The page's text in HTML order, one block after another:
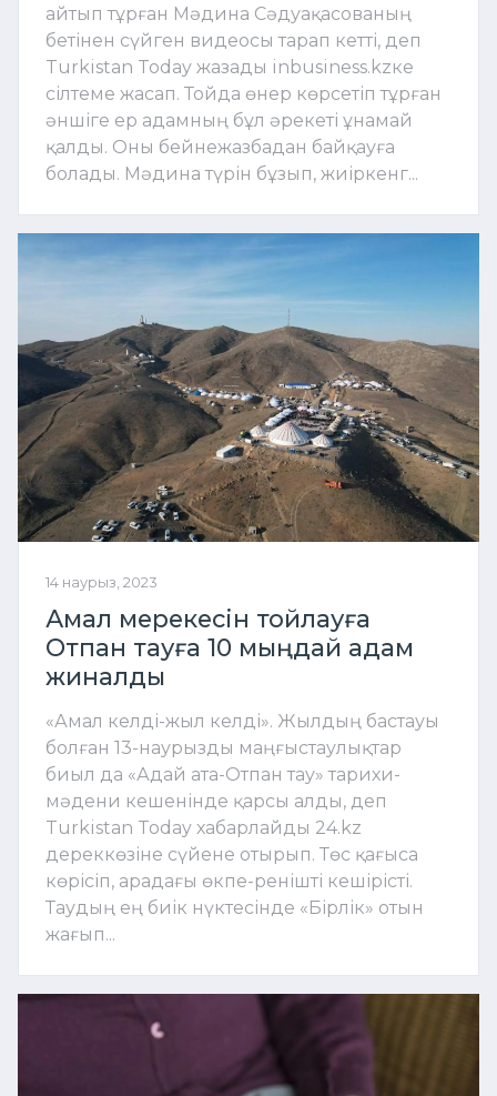
айтып тұрған Мәдина Сәдуақасованың
бетінен сүйген видеосы тарап кетті, деп
Turkistan Today жазады inbusiness.kzке
сілтеме жасап. Тойда өнер көрсетіп тұрған
әншіге ер адамның бұл әрекеті ұнамай
қалды. Оны бейнежазбадан байқауға
болады. Мәдина түрін бұзып, жиіркенг...
14 наурыз, 2023
Амал мерекесін тойлауға
Отпан тауға 10 мыңдай адам
жиналды
«Амал келді-жыл келді». Жылдың бастауы
болған 13-наурызды маңғыстаулықтар
биыл да «Адай ата-Отпан тау» тарихи-
мәдени кешенінде қарсы алды, деп
Turkistan Today хабарлайды 24.kz
дереккөзіне сүйене отырып. Төс қағыса
көрісіп, арадағы өкпе-ренішті кешірісті.
Таудың ең биік нүктесінде «Бірлік» отын
жағып...